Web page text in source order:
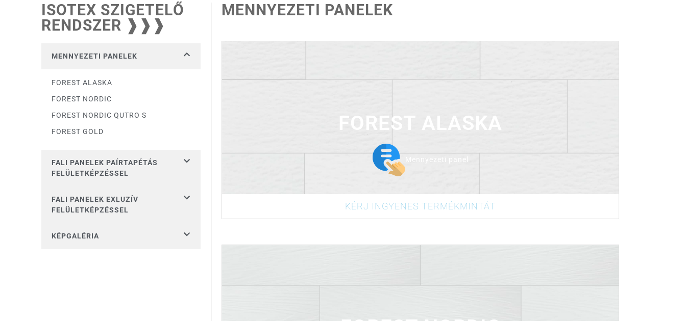
ISOTEX SZIGETELŐ
RENDSZER​ ❱❱❱
MENNYEZETI PANELEK
FOREST ALASKA
FOREST NORDIC
FOREST NORDIC QUTRO S
FOREST GOLD
FALI PANELEK PAÍRTAPÉTÁS
FELÜLETKÉPZÉSSEL
FALI PANELEK EXLUZÍV
FELÜLETKÉPZÉSSEL
KÉPGALÉRIA
MENNYEZETI PANELEK
FOREST ALASKA
Mennyezeti panel
KÉRJ INGYENES TERMÉKMINTÁT